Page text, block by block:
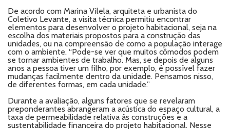
De acordo com Marina Vilela, arquiteta e urbanista do
Coletivo Levante, a visita técnica permitiu encontrar
elementos para desenvolver o projeto habitacional, seja na
escolha dos materiais propostos para a construção das
unidades, ou na compreensão de como a população interage
com o ambiente. “Pode-se ver que muitos cômodos podem
se tornar ambientes de trabalho. Mas, se depois de alguns
anos a pessoa tiver um filho, por exemplo, é possível fazer
mudanças facilmente dentro da unidade. Pensamos nisso,
de diferentes formas, em cada unidade.”
Durante a avaliação, alguns fatores que se revelaram
preponderantes abrangeram a acústica do espaço cultural, a
taxa de permeabilidade relativa às construções e a
sustentabilidade financeira do projeto habitacional. Nesse